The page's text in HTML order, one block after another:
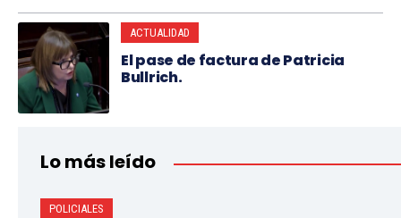
ACTUALIDAD
El pase de factura de Patricia
Bullrich.
Lo más leído
POLICIALES